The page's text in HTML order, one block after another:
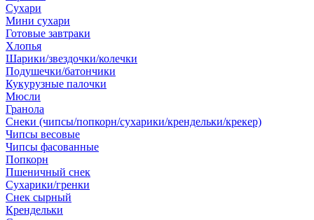
Сухари
Мини сухари
Готовые завтраки
Хлопья
Шарики/звездочки/колечки
Подушечки/батончики
Кукурузные палочки
Мюсли
Гранола
Снеки (чипсы/попкорн/сухарики/крендельки/крекер)
Чипсы весовые
Чипсы фасованные
Попкорн
Пшеничный снек
Сухарики/гренки
Снек сырный
Крендельки